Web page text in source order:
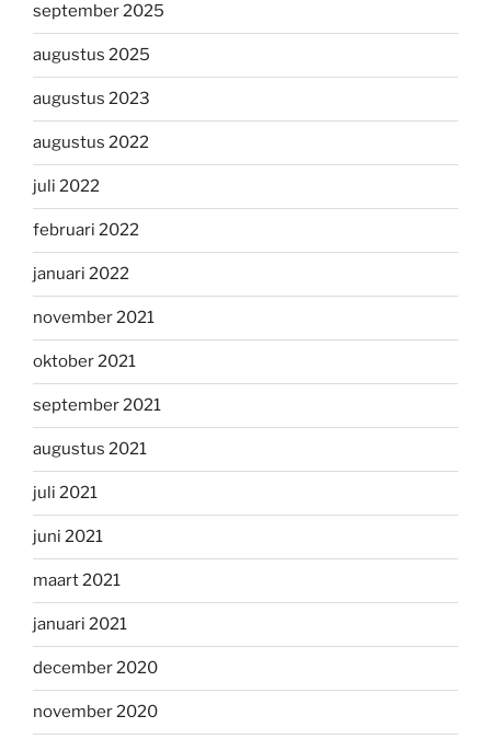
september 2025
augustus 2025
augustus 2023
augustus 2022
juli 2022
februari 2022
januari 2022
november 2021
oktober 2021
september 2021
augustus 2021
juli 2021
juni 2021
maart 2021
januari 2021
december 2020
november 2020